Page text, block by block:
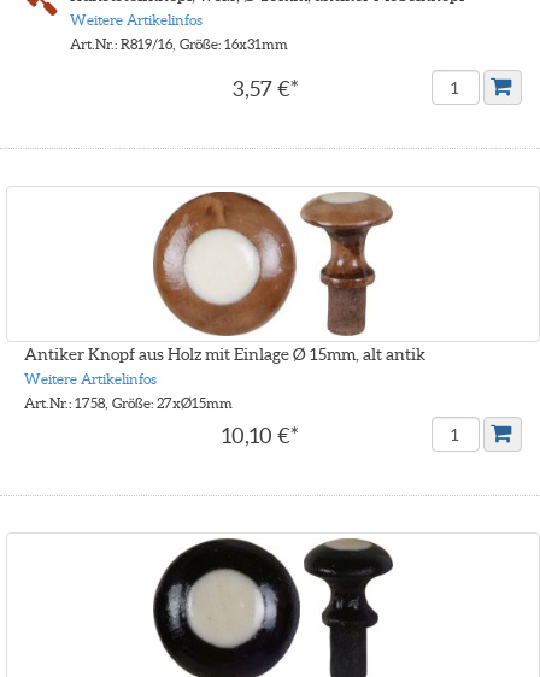
Weitere Artikelinfos
Art.Nr.: R819/16, Größe: 16x31mm
3,57 €*
Antiker Knopf aus Holz mit Einlage Ø 15mm, alt antik
Weitere Artikelinfos
Art.Nr.: 1758, Größe: 27xØ15mm
10,10 €*